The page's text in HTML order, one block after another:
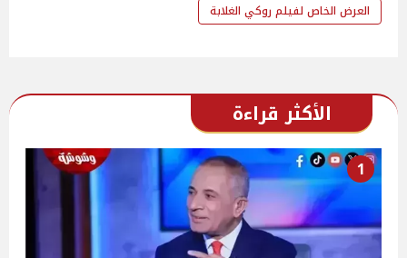
العرض الخاص لفيلم روكي الغلابة
الأكثر قراءة
1